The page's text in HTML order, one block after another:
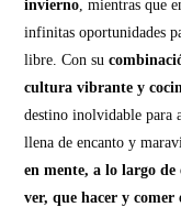
invierno, mientras que
infinitas oportunidades
libre. Con su
cultura vibrante y
destino inolvidable para
llena de encanto y
en mente, a lo largo
ver, que hacer y comer